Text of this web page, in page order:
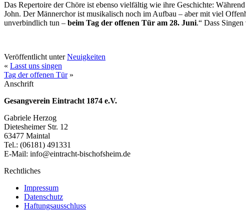
Das Repertoire der Chöre ist ebenso vielfältig wie ihre Geschichte:
John. Der Männerchor ist musikalisch noch im Aufbau – aber mit viel
unverbindlich tun – beim Tag der offenen Tür am 28. Juni.“ Dass
Veröffentlicht unter Neuigkeiten
« Lasst uns singen
Tag der offenen Tür»
Anschrift
Gesangverein Eintracht 1874 e.V.
Gabriele Herzog
Dietesheimer Str. 12
63477 Maintal
Tel.: (06181) 491331
E-Mail: info@eintracht-bischofsheim.de
Rechtliches
Impressum
Datenschutz
Haftungsausschluss